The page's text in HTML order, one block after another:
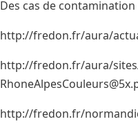
Des cas de
http://fredon.fr/aura/
http://fredon.fr/aura/
http://fredon.fr/